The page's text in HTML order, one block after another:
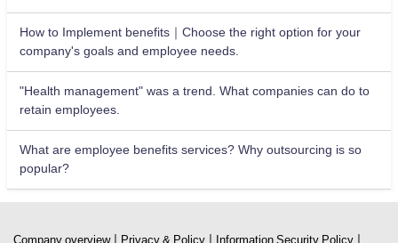
How to Implement benefits｜Choose the right option for your
company's goals and employee needs.
"Health management" was a trend. What companies can do to
retain employees.
What are employee benefits services? Why outsourcing is so
popular?
Company overview| Privacy & Policy | Information Security Policy |